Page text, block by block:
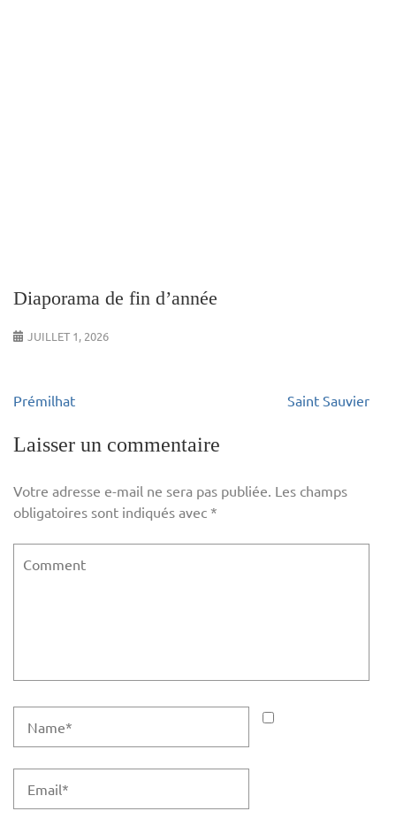
Diaporama de fin d’année
JUILLET 1, 2026
Navigation
l’article
Prémilhat Saint Sauvier
Laisser un commentaire
Votre adresse e-mail ne sera pas publiée. Les champs
obligatoires sont indiqués avec *